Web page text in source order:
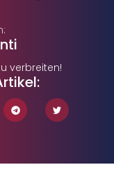
verbreiten!